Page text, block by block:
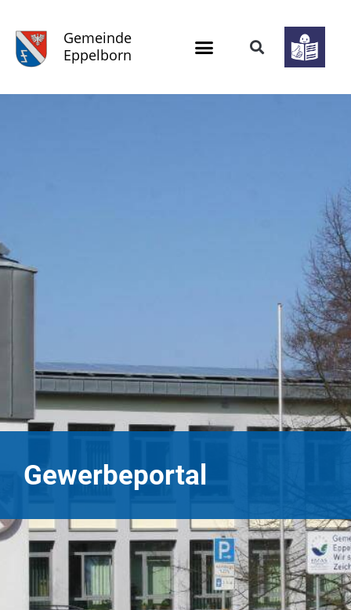
Gemeinde
Eppelborn
Gewerbeportal